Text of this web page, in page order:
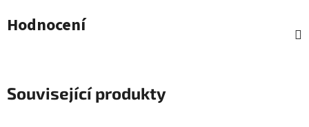
Hodnocení
Související produkty